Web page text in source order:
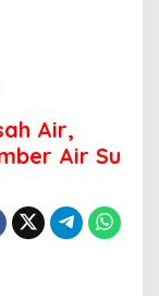
s
y
a
a
k
Air,
Air Su